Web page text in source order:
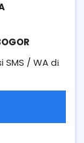
SMS / WA dі